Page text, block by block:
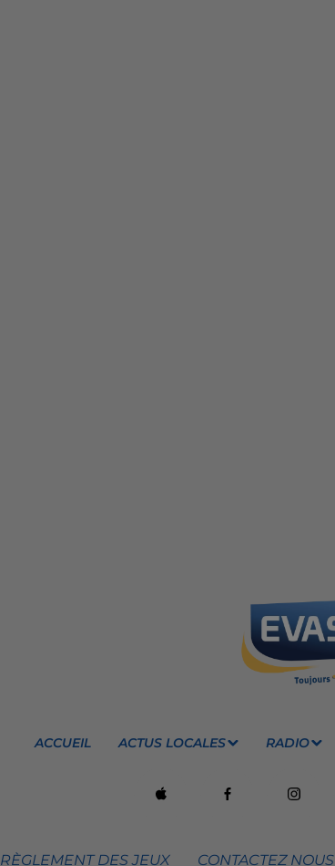
ACCUEIL ACTUS LOCALES RADIO
RÈGLEMENT DES JEUX CONTACTEZ NOUS